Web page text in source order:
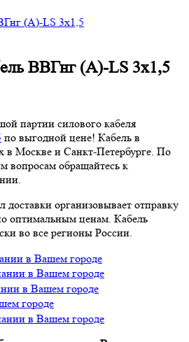
(A)-LS 3х1,5
ВВГнг (A)-LS 3х1,5
партии силового кабеля
по выгодной цене! Кабель в
в Москве и Санкт-Петербурге. По
вопросам обращайтесь к
доставки организовывает отправку
оптимальным ценам. Кабель
во все регионы России.